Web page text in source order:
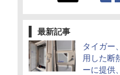
最新記事
タイガー
用した断
ーに提供